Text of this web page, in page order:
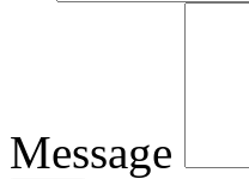
Message